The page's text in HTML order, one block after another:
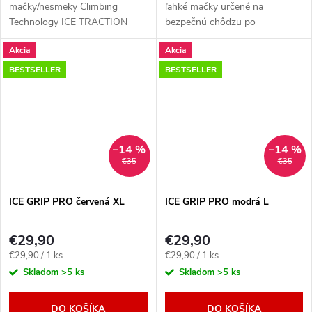
mačky/nesmeky Climbing
Technology ICE TRACTION
PLUS sú určené pre pohyb v
turistickom zľadovatenom
teréne, ale využijete ich aj pri
ľahké mačky určené na
bezpečnú chôdzu po
zľadovatených cestách,
chodníkoch alebo počas
zimných mesiacov v meste.
Akcia
BESTSELLER
€35
–14 %
ICE GRIP PRO červená XL
€29,90
Jednotková
cena:
€29,90 / 1 ks
Skladom >5 ks
DO KOŠÍKA
Akcia
BESTSELLER
€35
–14 %
ICE GRIP PRO modrá L
€29,90
Jednotková
cena:
€29,90 / 1 ks
Skladom >5 ks
DO KOŠÍKA